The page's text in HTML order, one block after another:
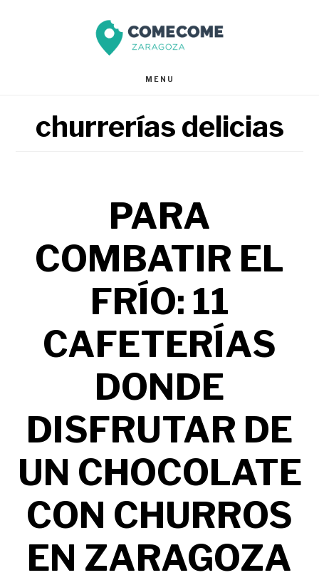
página
MENU
churrerías delicias
PARA
COMBATIR EL
FRÍO: 11
CAFETERÍAS
DONDE
DISFRUTAR DE
UN CHOCOLATE
CON CHURROS
EN ZARAGOZA